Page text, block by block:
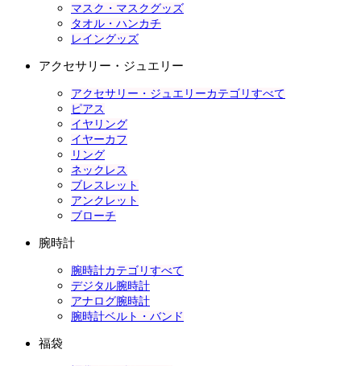
マスク・マスクグッズ
タオル・ハンカチ
レイングッズ
アクセサリー・ジュエリー
アクセサリー・ジュエリーカテゴリすべて
ピアス
イヤリング
イヤーカフ
リング
ネックレス
ブレスレット
アンクレット
ブローチ
腕時計
腕時計カテゴリすべて
デジタル腕時計
アナログ腕時計
腕時計ベルト・バンド
福袋